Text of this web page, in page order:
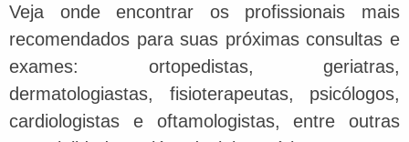
Veja onde encontrar os profissionais mais
recomendados para suas próximas consultas e
exames: ortopedistas, geriatras,
dermatologiastas, fisioterapeutas, psicólogos,
cardiologistas e oftamologistas, entre outras